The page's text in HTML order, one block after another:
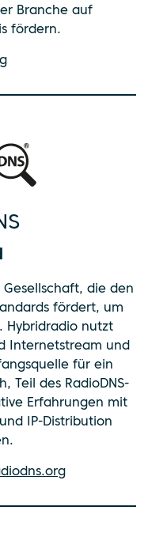
Branche auf
fördern.
die den
fördert, um
Hybridradio nutzt
Internetstream und
für ein
Teil des RadioDNS-
Erfahrungen mit
IP-Distribution